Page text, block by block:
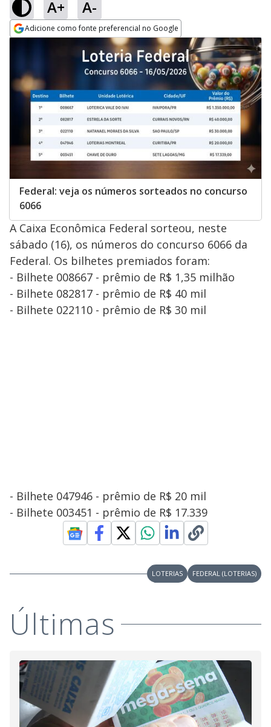
A+ A-
Adicione como fonte preferencial no Google
Opens in new window
Federal: veja os números sorteados no concurso
6066
A Caixa Econômica Federal sorteou, neste
sábado (16), os números do concurso 6066 da
Federal. Os bilhetes premiados foram:
- Bilhete 008667 - prêmio de R$ 1,35 milhão
- Bilhete 082817 - prêmio de R$ 40 mil
- Bilhete 022110 - prêmio de R$ 30 mil
- Bilhete 047946 - prêmio de R$ 20 mil
- Bilhete 003451 - prêmio de R$ 17.339
LOTERIAS FEDERAL (LOTERIAS)
Últimas